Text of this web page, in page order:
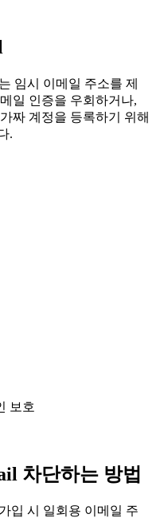
임시 이메일 주소를 제
일 인증을 우회하거나,
짜 계정을 등록하기 위해
.
보호
차단하는 방법
입 시 일회용 이메일 주